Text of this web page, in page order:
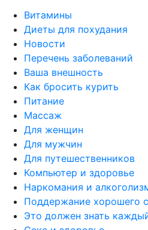
Витамины
Диеты для похудания
Новости
Перечень заболеваний
Ваша внешность
Как бросить курить
Питание
Массаж
Для женщин
Для мужчин
Для путешественников
Компьютер и здоровье
Наркомания и
Поддержание хорошего
Это должен знать